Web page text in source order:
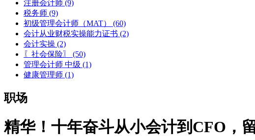
注册会计师 (9)
税务师 (9)
初级管理会计师（MAT）
(60)
会计从业财税实操能力证书 (2)
会计实操 (2)
〖社会保险〗
(50)
管理会计师 中级 (1)
健康管理师 (1)
职场
精华！十年奋斗从小会计到CFO，